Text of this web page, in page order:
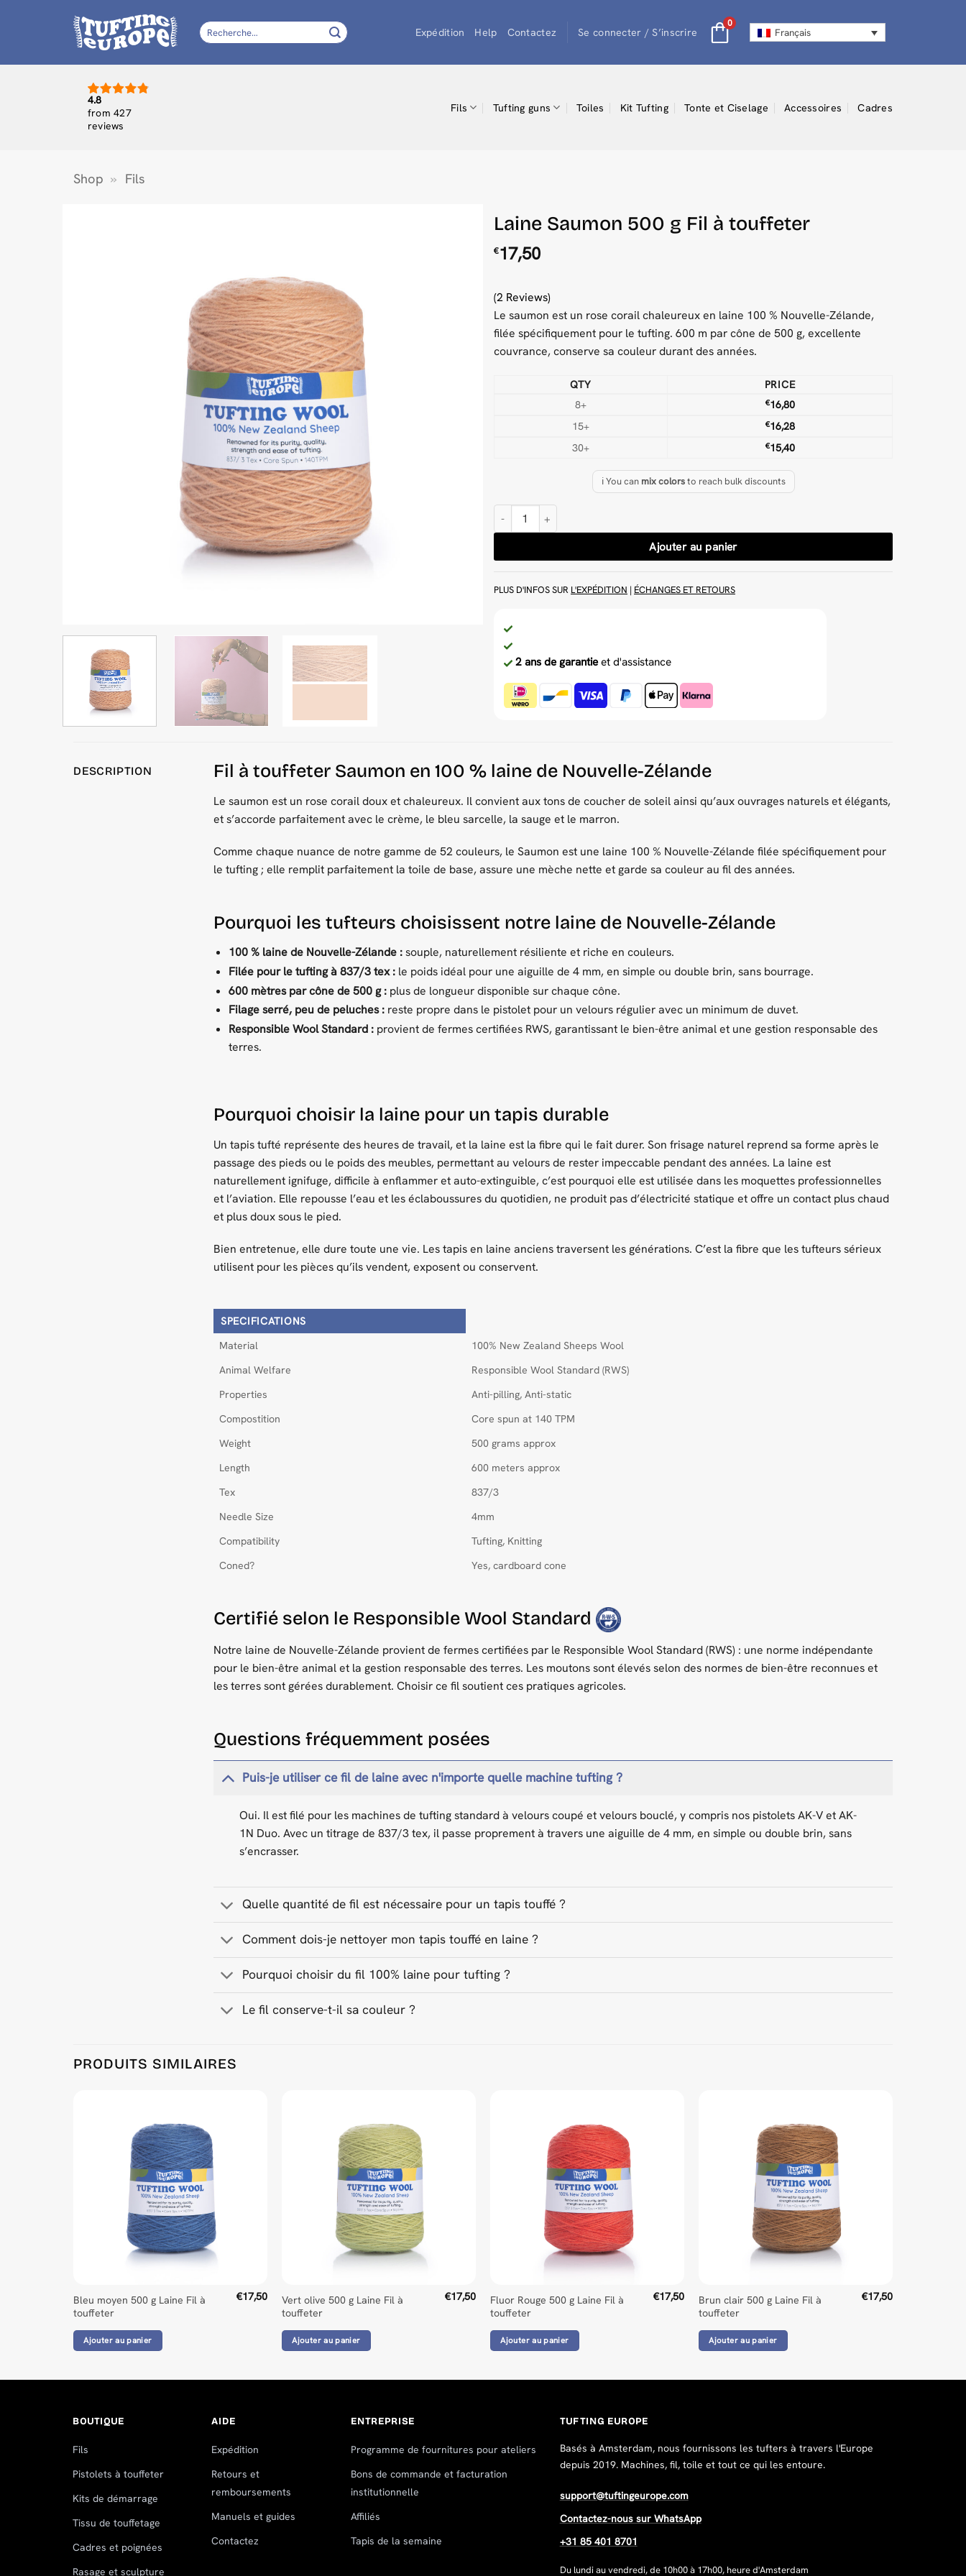
Recherche
pour :
Expédition Help Contactez Se connecter / S’inscrire
0
Français
4.8
from 427
reviews
Fils Tufting guns Toiles Kit Tufting Tonte et Ciselage Accessoires Cadres
Shop » Fils
Laine Saumon 500 g Fil à touffeter
€17,50
(2 Reviews)
Le saumon est un rose corail chaleureux en laine 100 % Nouvelle-Zélande,
filée spécifiquement pour le tufting. 600 m par cône de 500 g, excellente
couvrance, conserve sa couleur durant des années.
QTY
PRICE
8+
€16,80
15+
€16,28
30+
€15,40
ℹ️ You can mix colorsto reach bulk discounts
quantité de Laine Saumon 500 g Fil à touffeter
Ajouter au panier
PLUS D'INFOS SUR L'EXPÉDITION | ÉCHANGES ET RETOURS
2 ans de garantieet d'assistance
DESCRIPTION Fil à touffeter Saumon en 100 % laine de Nouvelle-Zélande
Le saumon est un rose corail doux et chaleureux. Il convient aux tons de coucher de soleil ainsi qu’aux ouvrages naturels et élégants,
et s’accorde parfaitement avec le crème, le bleu sarcelle, la sauge et le marron.
Comme chaque nuance de notre gamme de 52 couleurs, le Saumon est une laine 100 % Nouvelle-Zélande filée spécifiquement pour
le tufting ; elle remplit parfaitement la toile de base, assure une mèche nette et garde sa couleur au fil des années.
Pourquoi les tufteurs choisissent notre laine de Nouvelle-Zélande
100 % laine de Nouvelle-Zélande :souple, naturellement résiliente et riche en couleurs.
Filée pour le tufting à 837/3 tex :le poids idéal pour une aiguille de 4 mm, en simple ou double brin, sans bourrage.
600 mètres par cône de 500 g :plus de longueur disponible sur chaque cône.
Filage serré, peu de peluches :reste propre dans le pistolet pour un velours régulier avec un minimum de duvet.
Responsible Wool Standard :provient de fermes certifiées RWS, garantissant le bien-être animal et une gestion responsable des
terres.
Pourquoi choisir la laine pour un tapis durable
Un tapis tufté représente des heures de travail, et la laine est la fibre qui le fait durer. Son frisage naturel reprend sa forme après le
passage des pieds ou le poids des meubles, permettant au velours de rester impeccable pendant des années. La laine est
naturellement ignifuge, difficile à enflammer et auto-extinguible, c’est pourquoi elle est utilisée dans les moquettes professionnelles
et l’aviation. Elle repousse l’eau et les éclaboussures du quotidien, ne produit pas d’électricité statique et offre un contact plus chaud
et plus doux sous le pied.
Bien entretenue, elle dure toute une vie. Les tapis en laine anciens traversent les générations. C’est la fibre que les tufteurs sérieux
utilisent pour les pièces qu’ils vendent, exposent ou conservent.
SPECIFICATIONS
Material
100% New Zealand Sheeps Wool
Animal Welfare
Responsible Wool Standard (RWS)
Properties
Anti-pilling, Anti-static
Compostition
Core spun at 140 TPM
Weight
500 grams approx
Length
600 meters approx
Tex
837/3
Needle Size
4mm
Compatibility
Tufting, Knitting
Coned?
Yes, cardboard cone
Certifié selon le Responsible Wool Standard
Notre laine de Nouvelle-Zélande provient de fermes certifiées par le Responsible Wool Standard (RWS) : une norme indépendante
pour le bien-être animal et la gestion responsable des terres. Les moutons sont élevés selon des normes de bien-être reconnues et
les terres sont gérées durablement. Choisir ce fil soutient ces pratiques agricoles.
Questions fréquemment posées
Puis-je utiliser ce fil de laine avec n'importe quelle machine tufting ?
Oui. Il est filé pour les machines de tufting standard à velours coupé et velours bouclé, y compris nos pistolets AK-V et AK-
1N Duo. Avec un titrage de 837/3 tex, il passe proprement à travers une aiguille de 4 mm, en simple ou double brin, sans
s’encrasser.
Quelle quantité de fil est nécessaire pour un tapis touffé ?
Comment dois-je nettoyer mon tapis touffé en laine ?
Pourquoi choisir du fil 100% laine pour tufting ?
Le fil conserve-t-il sa couleur ?
Product Reviews
Good quality yarn at a great price!
Mon Jan 13 2025 15:19:52 GMT+0000 (Coordinated Universal Time)
Salmon 500 g Wool Tufting Yarn
Beleefworkshops
mooie qualiteit, juiste kleurafbeelding
Wed Jan 08 2025 11:24:26 GMT+0000 (Coordinated Universal Time)
PRODUITS SIMILAIRES
Bleu moyen 500 g Laine Fil à
touffeter
€17,50
Ajouter au panier
Vert olive 500 g Laine Fil à
touffeter
€17,50
Ajouter au panier
Fluor Rouge 500 g Laine Fil à
touffeter
€17,50
Ajouter au panier
Brun clair 500 g Laine Fil à
touffeter
€17,50
Ajouter au panier
BOUTIQUE
Fils
Pistolets à touffeter
Kits de démarrage
Tissu de touffetage
Cadres et poignées
Rasage et sculpture
AIDE
Expédition
Retours et
remboursements
Manuels et guides
Contactez
ENTREPRISE
Programme de fournitures pour ateliers
Bons de commande et facturation
institutionnelle
Affiliés
Tapis de la semaine
TUFTING EUROPE
Basés à Amsterdam, nous fournissons les tufters à travers l'Europe
depuis 2019. Machines, fil, toile et tout ce qui les entoure.
support@tuftingeurope.com
Contactez-nous sur WhatsApp
+31 85 401 8701
Du lundi au vendredi, de 10h00 à 17h00, heure d'Amsterdam